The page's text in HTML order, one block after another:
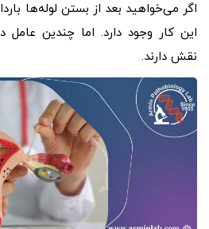
اگر می‌خواهید بعد از بستن لوله‌ها
این کار وجود دارد. اما چندین عامل
نقش دارند.